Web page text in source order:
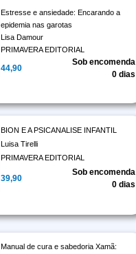
Estresse e ansiedade: Encarando a
epidemia nas garotas
Lisa Damour
PRIMAVERA EDITORIAL
44,90
Sob encomenda
0 dias
BION E A PSICANALISE INFANTIL
Luisa Tirelli
PRIMAVERA EDITORIAL
39,90
Sob encomenda
0 dias
Manual de cura e sabedoria Xamã: